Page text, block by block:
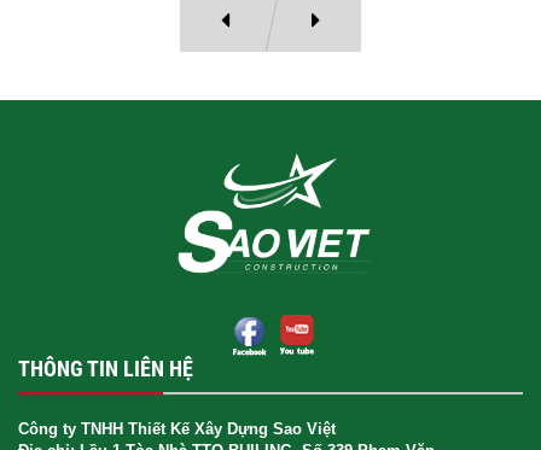
THÔNG TIN LIÊN HỆ
Công ty TNHH Thiết Kế Xây Dựng Sao Việt